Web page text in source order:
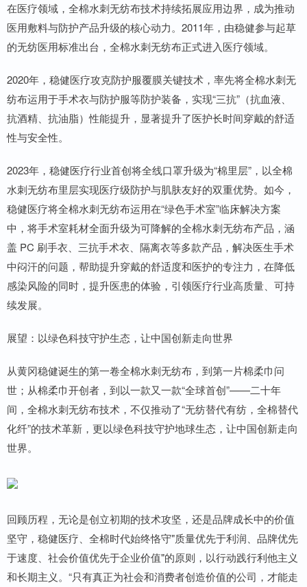
在医疗领域，全棉水刺无纺布技术持续拓展应用边界，成为推动
医用敷料与防护产品升级的核心动力。2011年，由稳健参与起草
的无纺医用标准出台，全棉水刺无纺布正式进入医疗领域。
2020年，稳健医疗攻克防护服覆膜关键技术，率先将全棉水刺无
纺布运用于手术衣与防护服等防护装备，实现“三抗”（抗血液、
抗酒精、抗油脂）性能提升，显著提升了医护长时间穿戴的舒适
性与安全性。
2023年，稳健医疗行业首创将全线口罩升级为“棉里层”，以全棉
水刺无纺布里层实现医疗级防护与肌肤友好的双重优势。如今，
稳健医疗将全棉水刺无纺布运用在“绿色手术室”临床解决方案
中，将手术室耗材全面升级为可降解的全棉水刺无纺布产品，涵
盖 PC 刷手衣、三抗手术衣、隔离衣等多款产品，解决医生手术
中闷汗的问题，帮助提升穿戴的舒适度和医护的专注力，在降低
感染风险的同时，提升医患的体验，引领医疗行业高质量、可持
续发展。
展望：以绿色科技守护生态，让中国创新走向世界
从黄冈稳健诞生的第一卷全棉水刺无纺布，到第一片棉柔巾问
世；从棉柔巾开创者，到以一款又一款“全球首创”——二十年
间，全棉水刺无纺布技术，不仅推动了“无纺替代有纺，全棉替代
化纤”的技术革新，更以绿色科技守护地球生态，让中国创新走向
世界。
回顾历程，无论是创立初期的技术攻坚，还是品牌成长中的价值
坚守，稳健医疗、全棉时代始终恪守"质量优先于利润、品牌优先
于速度、社会价值优先于企业价值"的原则，以行动践行利他主义
和长期主义。“只有真正为社会和消费者创造价值的公司，才能走